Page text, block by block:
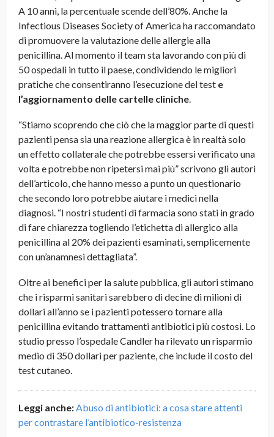
A 10 anni, la percentuale scende dell’80%. Anche la
Infectious Diseases Society of America ha raccomandato
di promuovere la valutazione delle allergie alla
penicillina. Al momento il team sta lavorando con più di
50 ospedali in tutto il paese, condividendo le migliori
pratiche che consentiranno l’esecuzione del test e
l’aggiornamento delle cartelle cliniche.
“Stiamo scoprendo che ciò che la maggior parte di questi
pazienti pensa sia una reazione allergica è in realtà solo
un effetto collaterale che potrebbe essersi verificato una
volta e potrebbe non ripetersi mai più” scrivono gli autori
dell’articolo, che hanno messo a punto un questionario
che secondo loro potrebbe aiutare i medici nella
diagnosi. “I nostri studenti di farmacia sono stati in grado
di fare chiarezza togliendo l’etichetta di allergico alla
penicillina al 20% dei pazienti esaminati, semplicemente
con un’anamnesi dettagliata”.
Oltre ai benefici per la salute pubblica, gli autori stimano
che i risparmi sanitari sarebbero di decine di milioni di
dollari all’anno se i pazienti potessero tornare alla
penicillina evitando trattamenti antibiotici più costosi. Lo
studio presso l’ospedale Candler ha rilevato un risparmio
medio di 350 dollari per paziente, che include il costo del
test cutaneo.
Leggi anche:Abuso di antibiotici: a cosa stare attenti
per contrastare l’antibiotico-resistenza